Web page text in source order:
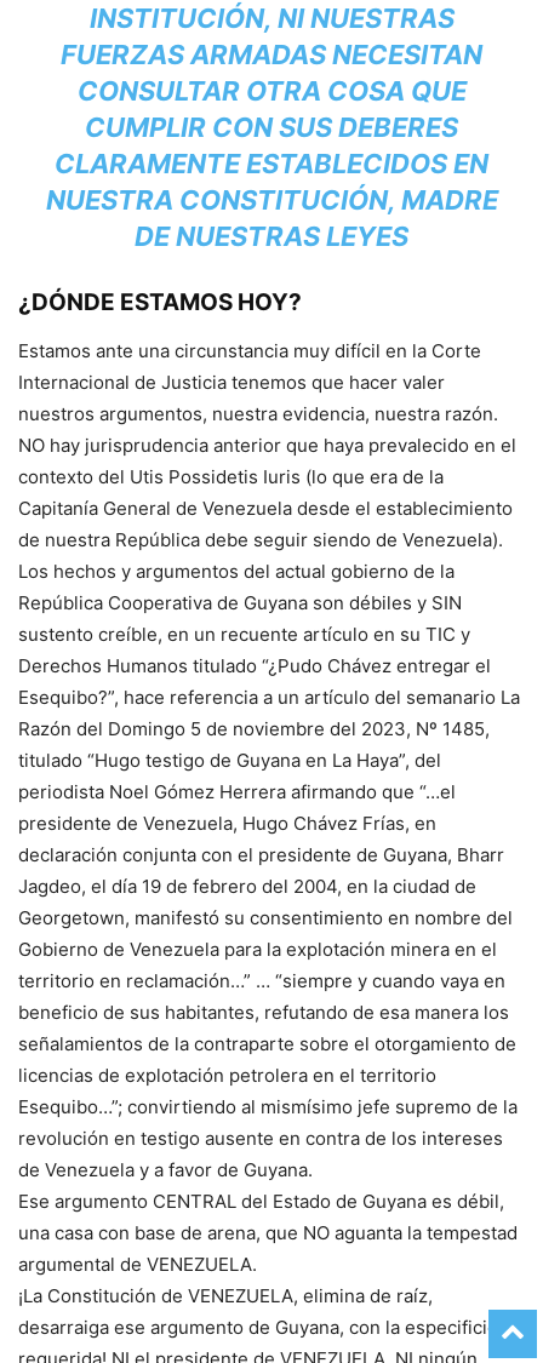
INSTITUCIÓN, NI NUESTRAS
FUERZAS ARMADAS NECESITAN
CONSULTAR OTRA COSA QUE
CUMPLIR CON SUS DEBERES
CLARAMENTE ESTABLECIDOS EN
NUESTRA CONSTITUCIÓN, MADRE
DE NUESTRAS LEYES
¿DÓNDE ESTAMOS HOY?
Estamos ante una circunstancia muy difícil en la Corte
Internacional de Justicia tenemos que hacer valer
nuestros argumentos, nuestra evidencia, nuestra razón.
NO hay jurisprudencia anterior que haya prevalecido en el
contexto del Utis Possidetis Iuris (lo que era de la
Capitanía General de Venezuela desde el establecimiento
de nuestra República debe seguir siendo de Venezuela).
Los hechos y argumentos del actual gobierno de la
República Cooperativa de Guyana son débiles y SIN
sustento creíble, en un recuente artículo en su TIC y
Derechos Humanos titulado “¿Pudo Chávez entregar el
Esequibo?”, hace referencia a un artículo del semanario La
Razón del Domingo 5 de noviembre del 2023, Nº 1485,
titulado “Hugo testigo de Guyana en La Haya”, del
periodista Noel Gómez Herrera afirmando que “…el
presidente de Venezuela, Hugo Chávez Frías, en
declaración conjunta con el presidente de Guyana, Bharr
Jagdeo, el día 19 de febrero del 2004, en la ciudad de
Georgetown, manifestó su consentimiento en nombre del
Gobierno de Venezuela para la explotación minera en el
territorio en reclamación…” … “siempre y cuando vaya en
beneficio de sus habitantes, refutando de esa manera los
señalamientos de la contraparte sobre el otorgamiento de
licencias de explotación petrolera en el territorio
Esequibo…”; convirtiendo al mismísimo jefe supremo de la
revolución en testigo ausente en contra de los intereses
de Venezuela y a favor de Guyana.
Ese argumento CENTRAL del Estado de Guyana es débil,
una casa con base de arena, que NO aguanta la tempestad
argumental de VENEZUELA.
¡La Constitución de VENEZUELA, elimina de raíz,
desarraiga ese argumento de Guyana, con la especificidad